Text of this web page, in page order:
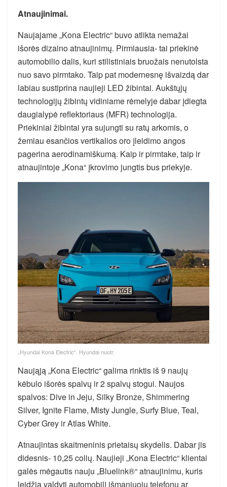
Atnaujinimai.
Naujajame „Kona Electric“ buvo atlikta nemažai
išorės dizaino atnaujinimų. Pirmiausia- tai priekinė
automobilio dalis, kuri stilistiniais bruožais nenutolsta
nuo savo pirmtako. Taip pat modernesnę išvaizdą dar
labiau sustiprina naujieji LED žibintai. Aukštųjų
technologijų žibintų vidiniame rėmelyje dabar įdiegta
daugialypė reflektoriaus (MFR) technologija.
Priekiniai žibintai yra sujungti su ratų arkomis, o
žemiau esančios vertikalios oro įleidimo angos
pagerina aerodinamiškumą. Kaip ir pirmtake, taip ir
atnaujintoje „Kona“ įkrovimo jungtis bus priekyje.
„Hyundai Kona Electric“. Hyundai nuotr.
Naująją „Kona Electric“ galima rinktis iš 9 naujų
kėbulo išorės spalvų ir 2 spalvų stogui. Naujos
spalvos: Dive in Jeju, Silky Bronze, Shimmering
Silver, Ignite Flame, Misty Jungle, Surfy Blue, Teal,
Cyber Grey ir Atlas White.
Atnaujintas skaitmeninis prietaisų skydelis. Dabar jis
didesnis- 10,25 colių. Naujieji „Kona Electric“ klientai
galės mėgautis nauju „Bluelink®“ atnaujinimu, kuris
leidžia valdyti automobilį išmaniuoju telefonu ar